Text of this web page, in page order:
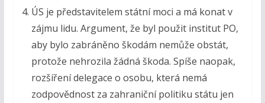
ÚS je představitelem státní moci a má konat v
zájmu lidu. Argument, že byl použit institut PO,
aby bylo zabráněno škodám nemůže obstát,
protože nehrozila žádná škoda. Spíše naopak,
rozšíření delegace o osobu, která nemá
zodpovědnost za zahraniční politiku státu jen